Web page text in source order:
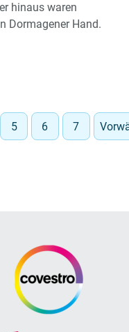
hinaus waren
Dormagener Hand.
5 6 7